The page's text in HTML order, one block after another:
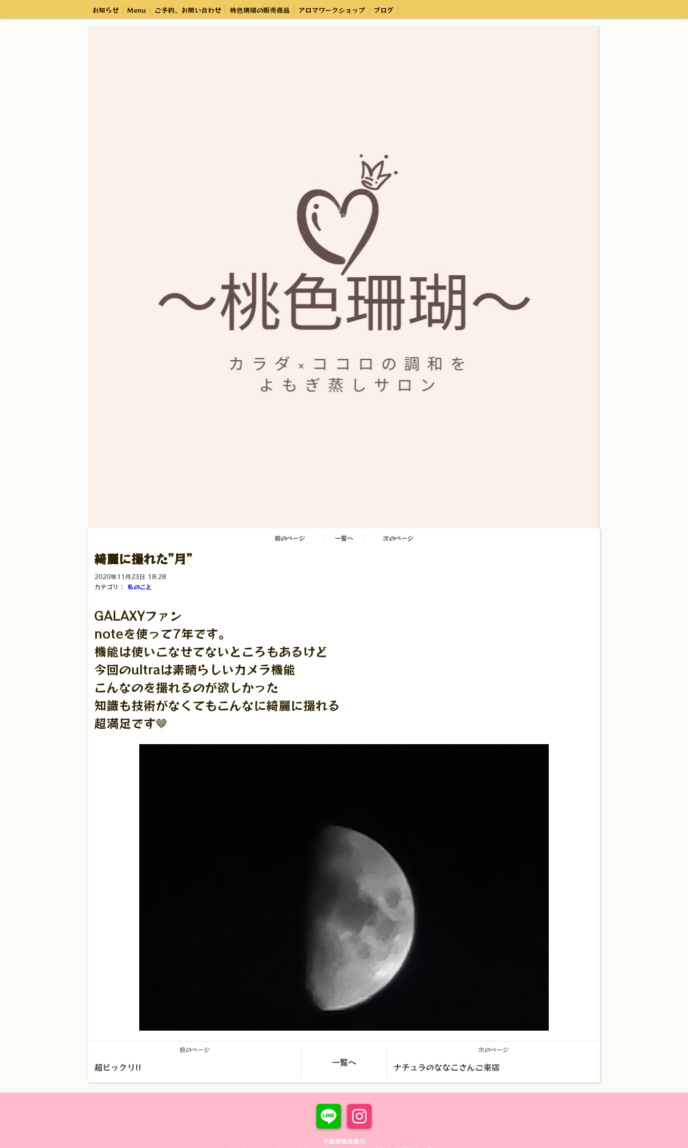
お知らせ Menu ご予約、お問い合わせ 桃色珊瑚の販売商品 アロマワークショップ ブログ
前のページ 一覧へ 次のページ
綺麗に撮れた”月”
2020年11月23日 18:28
カテゴリ： 私のこと
GALAXYファン
noteを使って7年です。
機能は使いこなせてないところもあるけど
今回のultraは素晴らしいカメラ機能
こんなのを撮れるのが欲しかった
知識も技術がなくてもこんなに綺麗に撮れる
超満足です🤎
前のページ
超ビックリ!! 一覧へ
次のページ
ナチュラのななこさんご来店
千葉県旭市泉川